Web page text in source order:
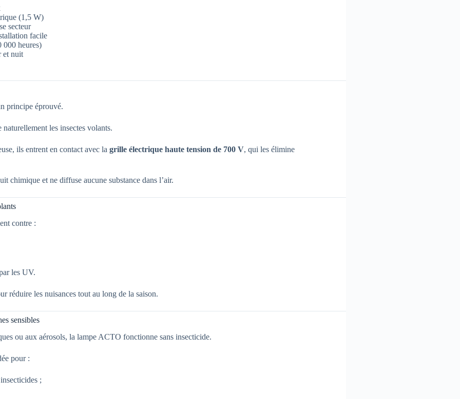
(1,5 W)
secteur
facile
heures)
et nuit
principe éprouvé.
naturellement les insectes volants.
ils entrent en contact avec la grille électrique haute tension de 700 V, qui les élimine
chimique et ne diffuse aucune substance dans l’air.
contre :
les UV.
réduire les nuisances tout au long de la saison.
sensibles
ou aux aérosols, la lampe ACTO fonctionne sans insecticide.
pour :
;